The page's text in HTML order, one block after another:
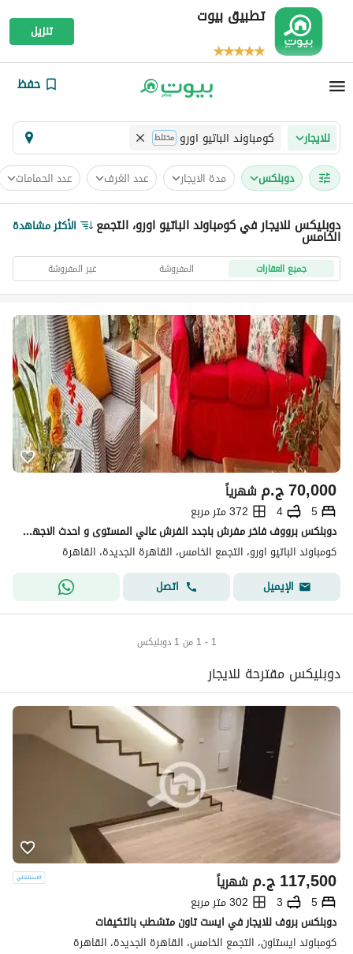
تطبيق بيوت
تنزيل
حفظ
للايجار كومباوند الباتيو اورو مختلط
دوبلكس مدة الايجار عدد الغرف عدد الحمامات
دوبليكس للايجار في كومباوند الباتيو اورو، التجمع
الخامس الأكثر مشاهدة
جميع العقارات المفروشة غير المفروشة
ج.م70,000 شهرياً
5
4
372 متر مربع
دوبلكس برووف فاخر مفرش باجدد الفرش عالي المستوى و احدث الاجهزة للايجار باحد ارقى كمبوندات التجمع الخامس كمبوند الباتيو اورو و باطلالة رائعة على المسبح
كومباوند الباتيو اورو، التجمع الخامس، القاهرة الجديدة، القاهرة
الإيميل
اتصل
1 - 1 من 1 دوبليكس
دوبليكس مقترحة للايجار
ج.م117,500 شهرياً
5
3
302 متر مربع
دوبلكس بروف للايجار في ايست تاون متشطب بالتكيفات
كومباوند ايستاون، التجمع الخامس، القاهرة الجديدة، القاهرة